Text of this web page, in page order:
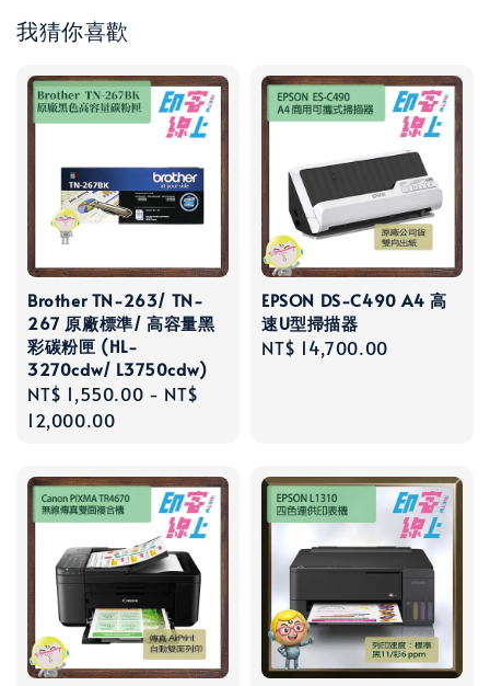
我猜你喜歡
Brother TN-263/ TN-
267 原廠標準/ 高容量黑
彩碳粉匣 (HL-
3270cdw/ L3750cdw)
Regular
price
NT$ 1,550.00 - NT$
12,000.00
EPSON DS-C490 A4 高
速U型掃描器
Regular
NT$ 14,700.00